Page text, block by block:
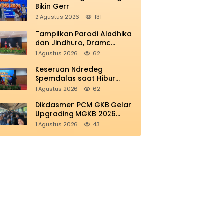
Bikin Gerr
2 Agustus 2026 131
Tampilkan Parodi Aladhika
dan Jindhuro, Drama
Smamio Sedot Perhatian di
1 Agustus 2026 62
Keseruan Ndredeg
Spemdalas saat Hibur
Peserta MGKB’s Upgrading
1 Agustus 2026 62
Dikdasmen PCM GKB Gelar
Upgrading MGKB 2026
Perkokoh Sinergi
1 Agustus 2026 43